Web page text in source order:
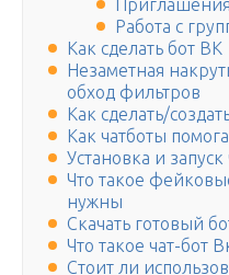
Приглашения
Работа с
Как сделать бот ВК
Незаметная
обход фильтров
Как сделать/
Как чатботы
Установка и запуск
Что такое
нужны
Скачать готовый
Что такое чат-бот
Стоит ли